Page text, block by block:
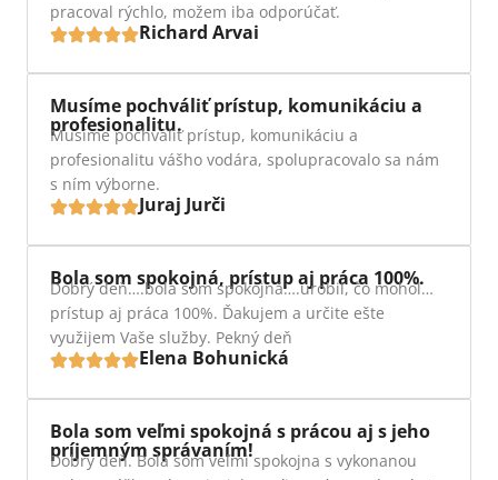
pracoval rýchlo, možem iba odporúčať.
Richard Arvai
Musíme pochváliť prístup, komunikáciu a
profesionalitu.
Musíme pochváliť prístup, komunikáciu a
profesionalitu vášho vodára, spolupracovalo sa nám
s ním výborne.
Juraj Jurči
Bola som spokojná, prístup aj práca 100%.
Dobrý deň….bola som spokojná….urobil, čo mohol…
prístup aj práca 100%. Ďakujem a určite ešte
využijem Vaše služby. Pekný deň
Elena Bohunická
Bola som veľmi spokojná s prácou aj s jeho
príjemným správaním!
Dobry deň. Bola som veľmi spokojna s vykonanou